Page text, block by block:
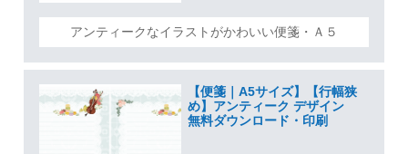
アンティークなイラストがかわいい便箋・Ａ５
【便箋｜A5サイズ】【行幅狭
め】アンティーク デザイン
無料ダウンロード・印刷